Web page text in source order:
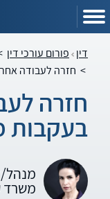
דין פורום עורכי דין
> חזרה לעבודה
חזרה
בעקבות
מנהל/
משרד